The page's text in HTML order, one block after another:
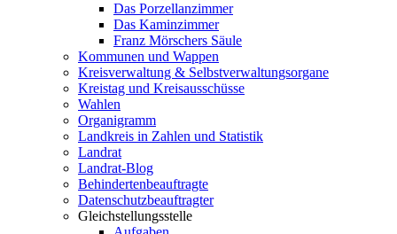
Das Porzellanzimmer
Das Kaminzimmer
Franz Mörschers Säule
Kommunen und Wappen
Kreisverwaltung & Selbstverwaltungsorgane
Kreistag und Kreisausschüsse
Wahlen
Organigramm
Landkreis in Zahlen und Statistik
Landrat
Landrat-Blog
Behindertenbeauftragte
Datenschutzbeauftragter
Gleichstellungsstelle